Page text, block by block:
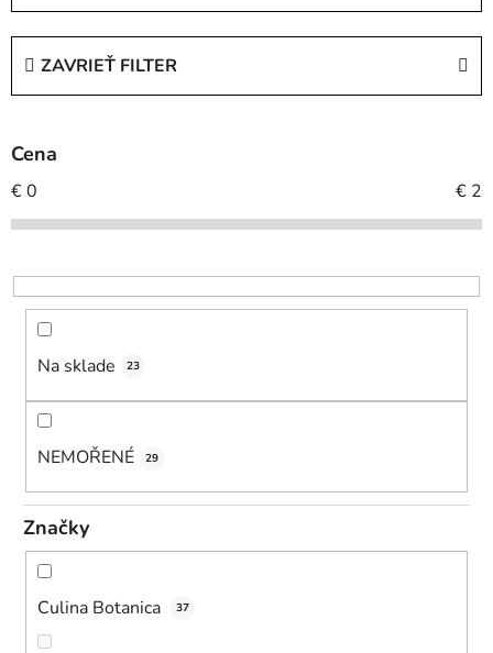
d
e
p
r
o
u
k
ZAVRIEŤ FILTER
Cena
€0 € 2
Na sklade 23
NEMOŘENÉ 29
Značky
Culina Botanica 37